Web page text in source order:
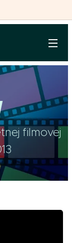
filmovej